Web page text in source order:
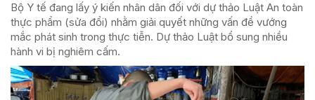
Bộ Y tế đang lấy ý kiến nhân dân đối với dự thảo Luật An toàn
thực phẩm (sửa đổi) nhằm giải quyết những vấn đề vướng
mắc phát sinh trong thực tiễn. Dự thảo Luật bổ sung nhiều
hành vi bị nghiêm cấm.